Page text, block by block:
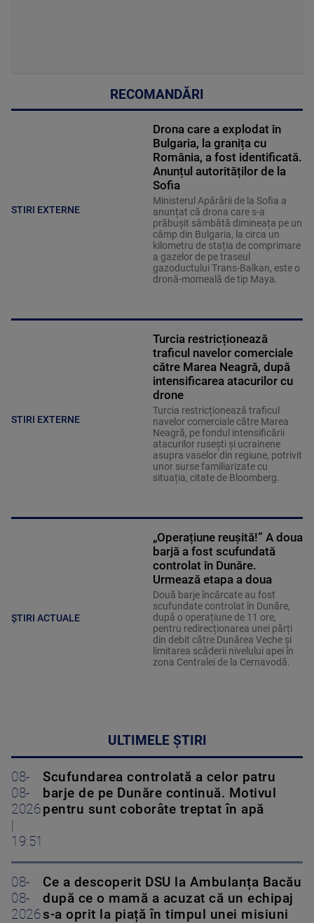
RECOMANDĂRI
STIRI EXTERNE
Drona care a explodat în
Bulgaria, la granița cu
România, a fost identificată.
Anunțul autorităților de la
Sofia
Ministerul Apărării de la Sofia a
anunțat că drona care s-a
prăbușit sâmbătă dimineața pe un
câmp din Bulgaria, la circa un
kilometru de stația de comprimare
a gazelor de pe traseul
gazoductului Trans-Balkan, este o
dronă-momeală de tip Maya.
STIRI EXTERNE
Turcia restricționează
traficul navelor comerciale
către Marea Neagră, după
intensificarea atacurilor cu
drone
Turcia restricționează traficul
navelor comerciale către Marea
Neagră, pe fondul intensificării
atacurilor rusești și ucrainene
asupra vaselor din regiune, potrivit
unor surse familiarizate cu
situația, citate de Bloomberg.
ȘTIRI ACTUALE
„Operațiune reușită!” A doua
barjă a fost scufundată
controlat în Dunăre.
Urmează etapa a doua
Două barje încărcate au fost
scufundate controlat în Dunăre,
după o operațiune de 11 ore,
pentru redirecționarea unei părți
din debit către Dunărea Veche și
limitarea scăderii nivelului apei în
zona Centralei de la Cernavodă.
ULTIMELE ȘTIRI
08-
08-
2026
19:51
Scufundarea controlată a celor patru
barje de pe Dunăre continuă. Motivul
pentru sunt coborâte treptat în apă
08-
08-
2026
Ce a descoperit DSU la Ambulanța Bacău
după ce o mamă a acuzat că un echipaj
s-a oprit la piață în timpul unei misiuni